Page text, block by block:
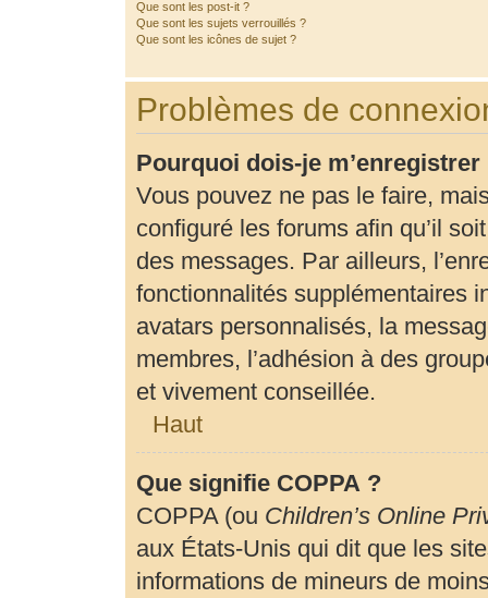
Que sont les post-it ?
Que sont les sujets verrouillés ?
Que sont les icônes de sujet ?
Problèmes de
Pourquoi dois-je m’enregistrer
Vous pouvez ne pas le faire,
configuré les forums afin qu’il
des messages. Par ailleurs,
fonctionnalités supplémentaires
avatars personnalisés, la
membres, l’adhésion à des
et vivement conseillée.
Haut
Que signifie COPPA ?
COPPA (ou Children’s Online
aux États-Unis qui dit que les
informations de mineurs de